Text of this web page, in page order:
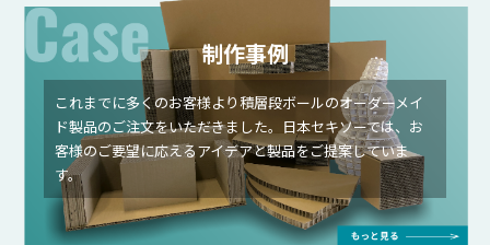
制作事例
これまでに多くのお客様より積層段ボールのオーダーメイ
ド製品のご注文をいただきました。日本セキソーでは、お
客様のご要望に応えるアイデアと製品をご提案していま
す。